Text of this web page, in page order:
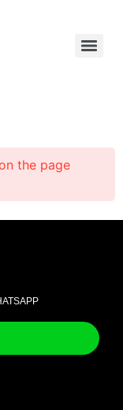
the page